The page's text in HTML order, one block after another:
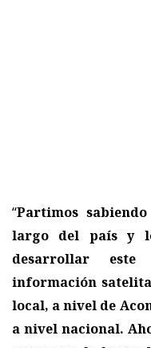
“Partimos
largo del país y
desarrollar
información
local, a nivel de
a nivel nacional.